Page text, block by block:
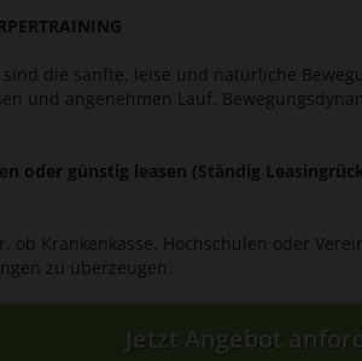
die sanfte, leise und natürliche
und angenehmen Lauf.
oder günstig leasen (Ständig
ob Krankenkasse, Hochschulen oder
zu überzeugen.
Jetzt Angebot